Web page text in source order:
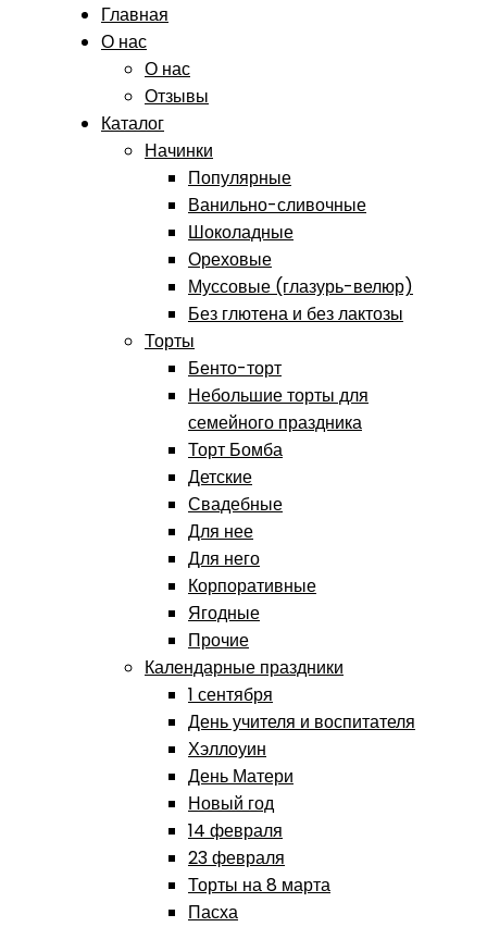
Главная
О нас
О нас
Отзывы
Каталог
Начинки
Популярные
Ванильно-сливочные
Шоколадные
Ореховые
Муссовые (глазурь-велюр)
Без глютена и без лактозы
Торты
Бенто-торт
Небольшие торты для
семейного праздника
Торт Бомба
Детские
Свадебные
Для нее
Для него
Корпоративные
Ягодные
Прочие
Календарные праздники
1 сентября
День учителя и воспитателя
Хэллоуин
День Матери
Новый год
14 февраля
23 февраля
Торты на 8 марта
Пасха